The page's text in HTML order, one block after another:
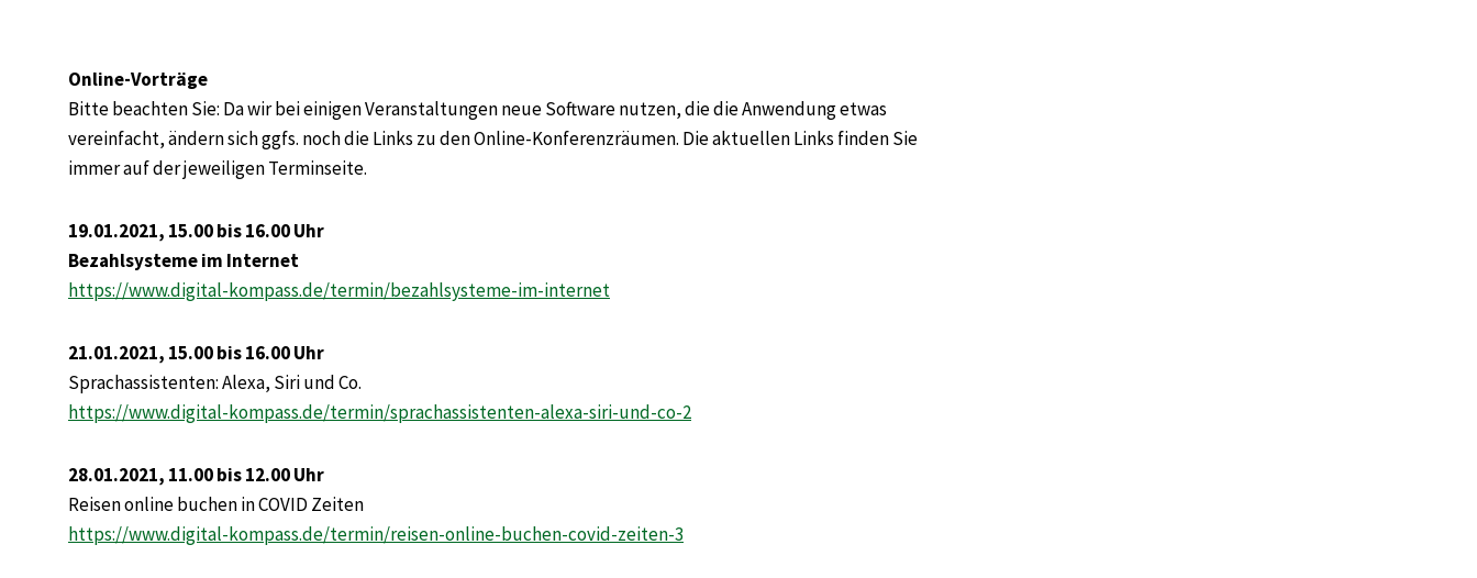
Online-Vorträge
Bitte beachten Sie: Da wir bei einigen Veranstaltungen neue Software nutzen, die die Anwendung etwas
vereinfacht, ändern sich ggfs. noch die Links zu den Online-Konferenzräumen. Die aktuellen Links finden Sie
immer auf der jeweiligen Terminseite.
19.01.2021, 15.00 bis 16.00 Uhr
Bezahlsysteme im Internet
https://www.digital-kompass.de/termin/bezahlsysteme-im-internet
21.01.2021, 15.00 bis 16.00 Uhr
Sprachassistenten: Alexa, Siri und Co.
https://www.digital-kompass.de/termin/sprachassistenten-alexa-siri-und-co-2
28.01.2021, 11.00 bis 12.00 Uhr
Reisen online buchen in COVID Zeiten
https://www.digital-kompass.de/termin/reisen-online-buchen-covid-zeiten-3